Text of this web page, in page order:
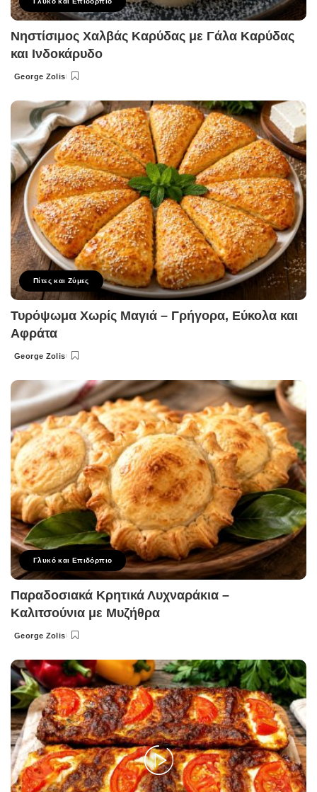
Νηστίσιμος Χαλβάς Καρύδας με Γάλα Καρύδας
και Ινδοκάρυδο
Posted
George Zolis
Πίτες και Ζύμες
Τυρόψωμα Χωρίς Μαγιά – Γρήγορα, Εύκολα και
Αφράτα
Posted
George Zolis
Γλυκό και Επιδόρπιο
Παραδοσιακά Κρητικά Λυχναράκια –
Καλιτσούνια με Μυζήθρα
Posted
George Zolis